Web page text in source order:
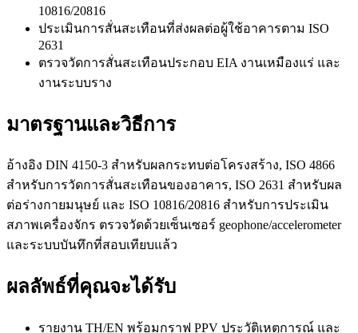
10816/20816
ประเมินการสั่นสะเทือนที่ส่งผลต่อผู้ใช้อาคารตาม ISO
2631
ตรวจวัดการสั่นสะเทือนประกอบ EIA งานเหมืองแร่ และ
งานระบบราง
มาตรฐานและวิธีการ
อ้างอิง DIN 4150-3 สำหรับผลกระทบต่อโครงสร้าง, ISO 4866
สำหรับการวัดการสั่นสะเทือนของอาคาร, ISO 2631 สำหรับผล
ต่อร่างกายมนุษย์ และ ISO 10816/20816 สำหรับการประเมิน
สภาพเครื่องจักร ตรวจวัดด้วยเซ็นเซอร์ geophone/accelerometer
และระบบบันทึกที่สอบเทียบแล้ว
ผลลัพธ์ที่คุณจะได้รับ
รายงาน TH/EN พร้อมกราฟ PPV ประวัติเหตุการณ์ และ